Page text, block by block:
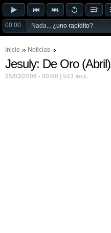
00:00 Nada... ¿uno rapidito?
Inicio Noticias
Jesuly: De Oro (Abril)
25/03/2006 - 00:00 | 543 lect.